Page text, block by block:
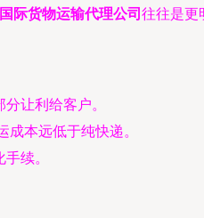
国际货物运输代理公司 往往是更
让利给客户。
本远低于纯快递。
续。